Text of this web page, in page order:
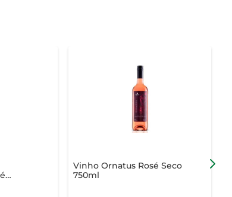
Vinho Ornatus Rosé Seco
750ml